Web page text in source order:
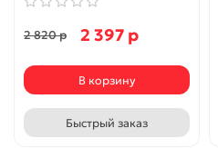
2 820 р 2 397 р
В корзину
Быстрый заказ